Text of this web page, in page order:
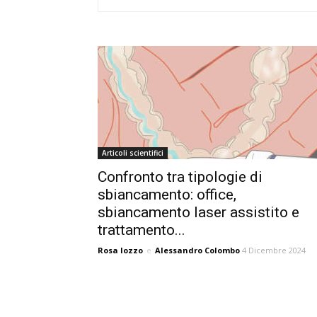
Articoli scientifici
Confronto tra tipologie di
sbiancamento: office,
sbiancamento laser assistito e
trattamento...
Rosa Iozzo e Alessandro Colombo 4 Dicembre 2024